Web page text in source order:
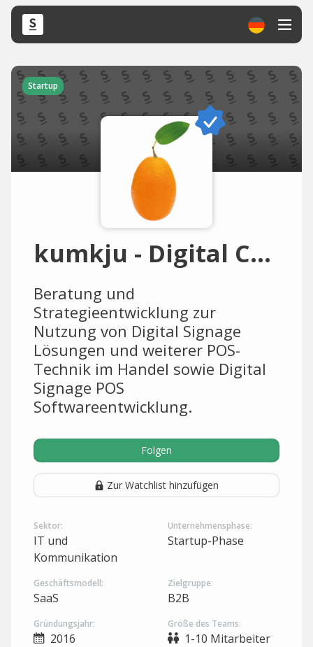
Startup
kumkju - Digital Customer Consultation Solutions
Beratung und
Strategieentwicklung zur
Nutzung von Digital Signage
Lösungen und weiterer POS-
Technik im Handel sowie Digital
Signage POS
Softwareentwicklung.
Folgen
Zur Watchlist hinzufügen
Sektor:
IT und
Kommunikation
Unternehmensphase:
Startup-Phase
Geschäftsmodell:
SaaS
Zielgruppe:
B2B
Gründungsjahr:
2016
Größe des Teams:
1-10 Mitarbeiter